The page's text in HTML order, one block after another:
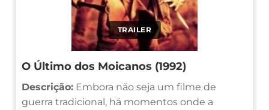
TRAILER
O Último dos Moicanos (1992)
Descrição: Embora não seja um filme de
guerra tradicional, há momentos onde a